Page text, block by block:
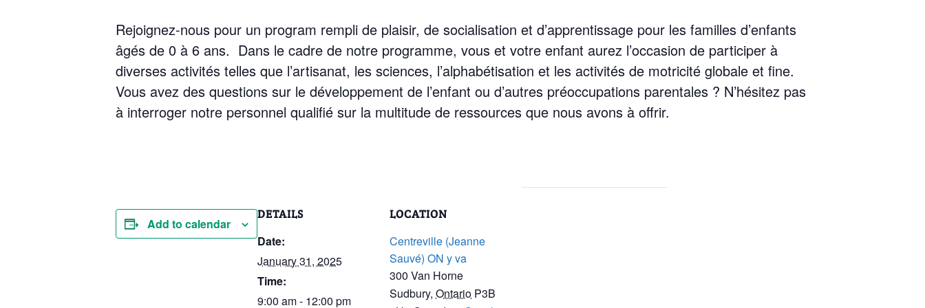
Rejoignez-nous pour un program rempli de plaisir, de socialisation et d’apprentissage pour les familles d’enfants
âgés de 0 à 6 ans. Dans le cadre de notre programme, vous et votre enfant aurez l’occasion de participer à
diverses activités telles que l’artisanat, les sciences, l’alphabétisation et les activités de motricité globale et fine.
Vous avez des questions sur le développement de l’enfant ou d’autres préoccupations parentales ? N’hésitez pas
à interroger notre personnel qualifié sur la multitude de ressources que nous avons à offrir.
Add to calendar
DETAILS
Date:
January 31, 2025
Time:
9:00 am - 12:00 pm
LOCATION
Centreville (Jeanne
Sauvé) ON y va
300 Van Horne
Sudbury, Ontario P3B